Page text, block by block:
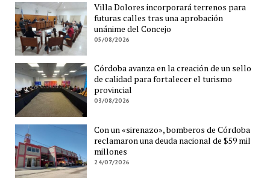
Villa Dolores incorporará terrenos para
futuras calles tras una aprobación
unánime del Concejo
05/08/2026
Córdoba avanza en la creación de un sello
de calidad para fortalecer el turismo
provincial
03/08/2026
Con un «sirenazo», bomberos de Córdoba
reclamaron una deuda nacional de $59 mil
millones
24/07/2026